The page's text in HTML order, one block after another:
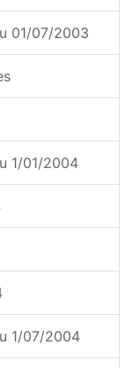
01/07/2003
1/01/2004
1/07/2004